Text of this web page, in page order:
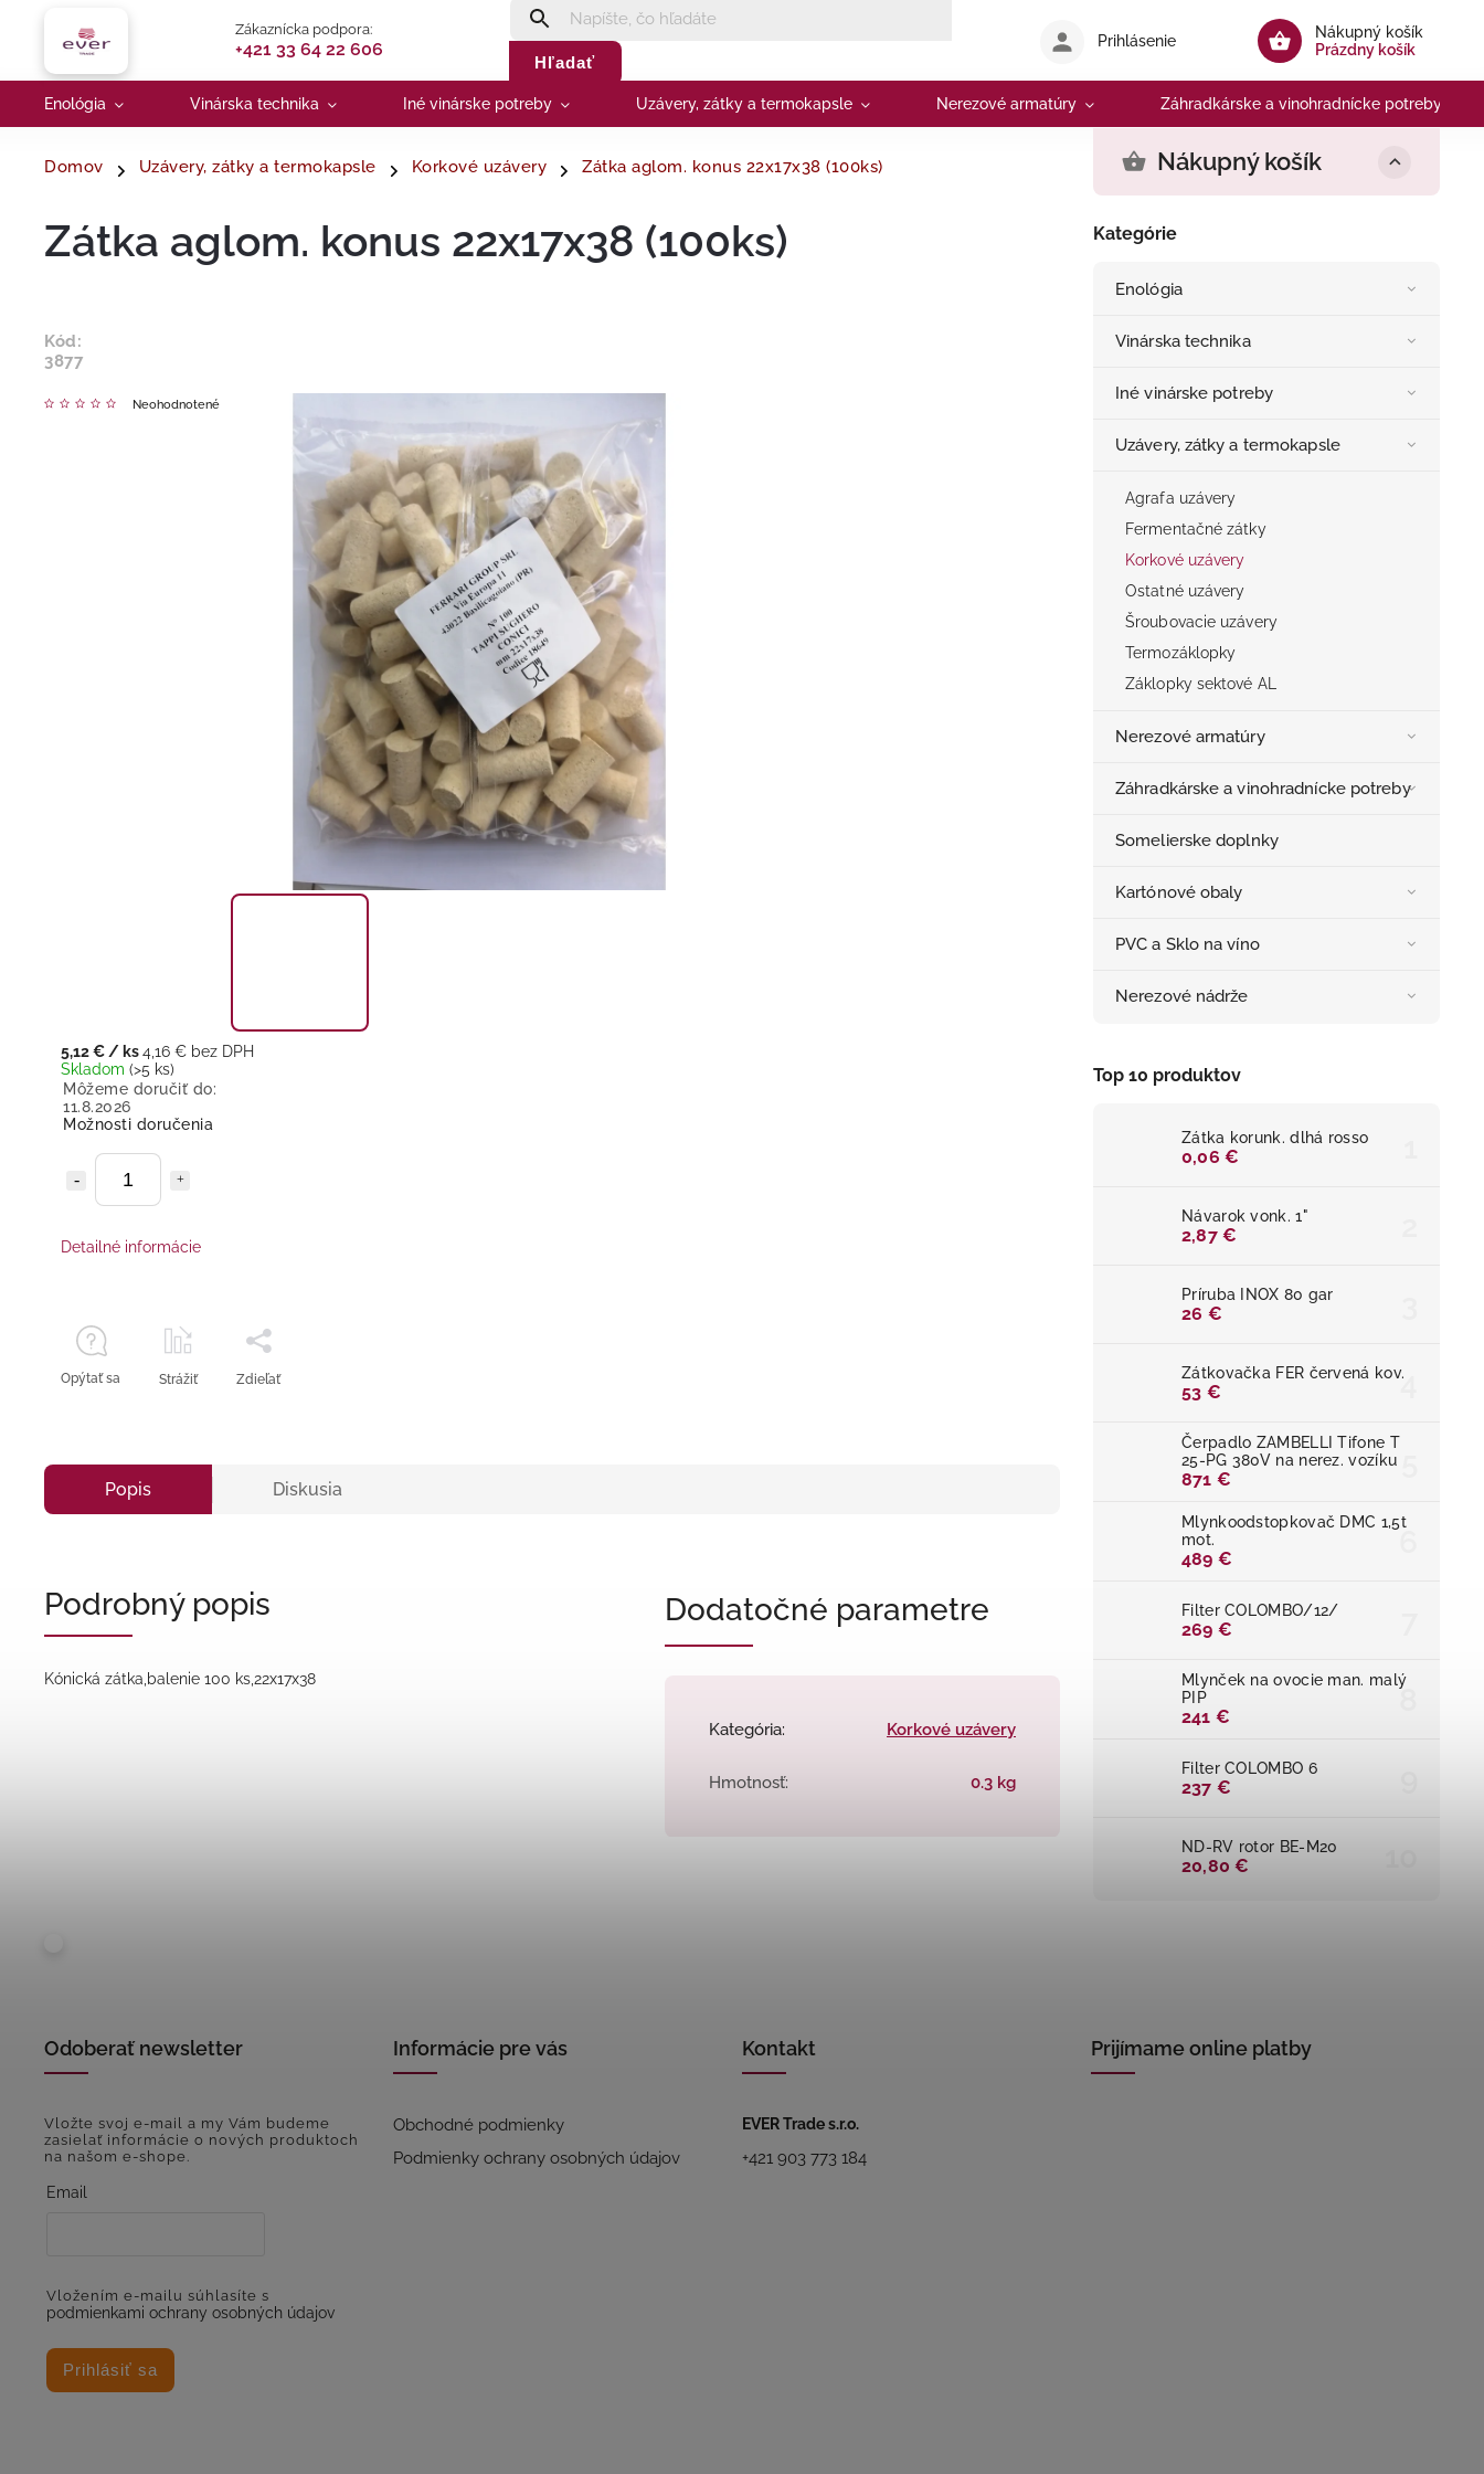
Zákaznícka podpora:
+421 33 64 22 606
Hľadať
Nákupný košík
Prázdny košík
Prihlásenie
Enológia Vinárska technika Iné vinárske potreby Uzávery, zátky a termokapsle Nerezové armatúry Záhradkárske a vinohradnícke potreby
Domov Uzávery, zátky a termokapsle Korkové uzávery Zátka aglom. konus 22x17x38 (100ks) Nákupný košík
Kategórie
Enológia
Vinárska technika
Iné vinárske potreby
Uzávery, zátky a termokapsle
Agrafa uzávery
Fermentačné zátky
Korkové uzávery
Ostatné uzávery
Šroubovacie uzávery
Termozáklopky
Záklopky sektové AL
Nerezové armatúry
Záhradkárske a vinohradnícke potreby
Somelierske doplnky
Kartónové obaly
PVC a Sklo na víno
Nerezové nádrže
Top 10 produktov
Zátka korunk. dlhá rosso
0,06 €
Návarok vonk. 1"
2,87 €
Príruba INOX 80 gar
26 €
Zátkovačka FER červená kov.
53 €
Čerpadlo ZAMBELLI Tifone T
25-PG 380V na nerez. vozíku
871 €
Mlynkoodstopkovač DMC 1,5t
mot.
489 €
Filter COLOMBO/12/
269 €
Mlynček na ovocie man. malý
PIP
241 €
Filter COLOMBO 6
237 €
ND-RV rotor BE-M20
20,80 €
Zátka aglom. konus 22x17x38 (100ks)
Kód:
3877
Neohodnotené
5,12 € / ks4,16 € bez DPH
Skladom (>5 ks)
Môžeme doručiť do:
11.8.2026
Možnosti doručenia
Detailné informácie
Opýtať sa Strážiť Zdieľať
Popis Diskusia
Podrobný popis
Kónická zátka,balenie 100 ks,22x17x38
Dodatočné parametre
Kategória: Korkové uzávery
Hmotnosť: 0.3 kg
Odoberať newsletter
Vložte svoj e-mail a my Vám budeme
zasielať informácie o nových produktoch
na našom e-shope.
Email
Vložením e-mailu súhlasíte s
podmienkami ochrany osobných údajov
Prihlásiť sa
Informácie pre vás
Obchodné podmienky
Podmienky ochrany osobných údajov
Kontakt
EVER Trade s.r.o.
+421 903 773 184
Prijímame online platby